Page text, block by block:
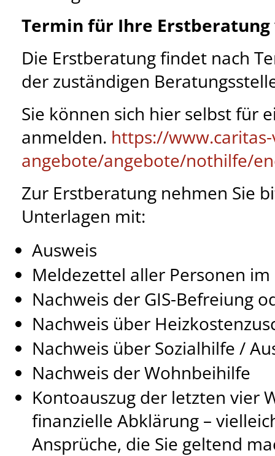
Termin für Ihre
Die Erstberatung findet nach
der zuständigen
Sie können sich hier selbst für
anmelden. https://
angebote/angebote/nothilfe/
Zur Erstberatung nehmen Sie
Unterlagen mit:
Ausweis
Meldezettel aller Personen
Nachweis der GIS-Befreiung
Nachweis über
Nachweis über Sozialhilfe /
Nachweis der Wohnbeihilfe
Kontoauszug der letzten vier
finanzielle Abklärung –
Ansprüche, die Sie geltend